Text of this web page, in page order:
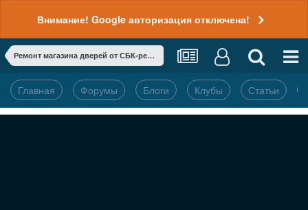
Внимание! Google авторизация отключена!
Ремонт магазина дверей от СБК-ремонт
Главная Форумы Блоги Клубы Статьи